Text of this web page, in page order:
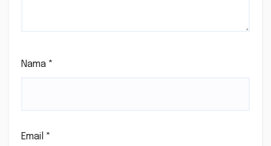
Nama *
Email *